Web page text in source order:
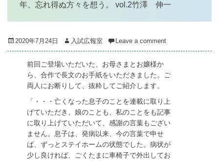
年、忘れ得ぬ方々を想う。 vol.2竹澤 伸一
Posted
on
2020年7月24日 Author
入試広報室 Leave a comment
前回ご登場いただいた、お母さまとお嬢様か
ら、合作で長文のお手紙をいただきました。ご
両人にお断りして、抜粋してご紹介します。
「・・・亡くなった息子のことを連載に取り上
げていただき、娘のことも、私のことをも記事
に取り上げていただいて、感謝の言葉もござい
ません。息子は、発病以来、今の言葉で申せ
ば、ずっとステイホームの状態でした。病状が
少し良ければ、ごくたまに車椅子で外出してお